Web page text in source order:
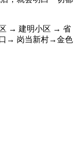
区 → 建明小区 → 省
→ 岗当新村→金色